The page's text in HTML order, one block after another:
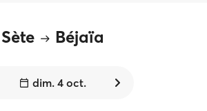
Sète Béjaïa
dim. 4 oct.